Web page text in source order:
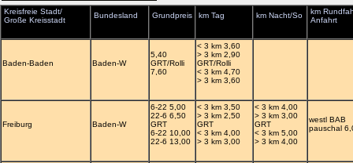
Kreisfreie Stadt/
Große Kreisstadt
Bundesland Grundpreis km Tag km Nacht/So
km
Anfahrt
Baden-Baden Baden-W
5,40
GRT/Rolli
7,60
< 3 km 3,60
> 3 km 2,90
GRT/Rolli
< 3 km 4,70
> 3 km 3,60
Freiburg Baden-W
6-22 5,00
22-6 6,50
GRT
6-22 10,00
22-6 13,00
< 3 km 3,50
> 3 km 2,50
GRT
< 3 km 4,00
> 3 km 3,00
< 3 km 4,00
> 3 km 3,00
GRT
< 3 km 5,00
> 3 km 4,00
westl BAB
pauschal